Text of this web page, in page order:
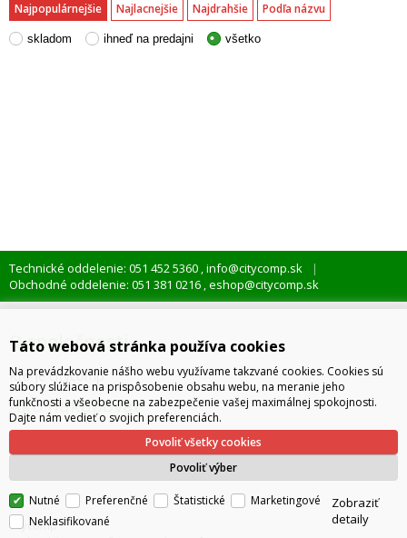
Najpopulárnejšie Najlacnejšie Najdrahšie Podľa názvu
skladom ihneď na predajni všetko
Technické oddelenie: 051 452 5360 ,info@citycomp.sk
Obchodné oddelenie: 051 381 0216 ,eshop@citycomp.sk
O spoločnosti
Kto je citycomp
Ako nakupovať
citycomp
Táto webová stránka používa cookies
Na prevádzkovanie nášho webu využívame takzvané cookies. Cookies sú
súbory slúžiace na prispôsobenie obsahu webu, na meranie jeho
funkčnosti a všeobecne na zabezpečenie vašej maximálnej spokojnosti.
Dajte nám vedieť o svojich preferenciách.
Povoliť výber
Povoliť všetky cookies
Nutné Preferenčné Štatistické
Marketingové
Neklasifikované
Zobraziť
detaily